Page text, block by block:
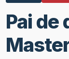
Pai de